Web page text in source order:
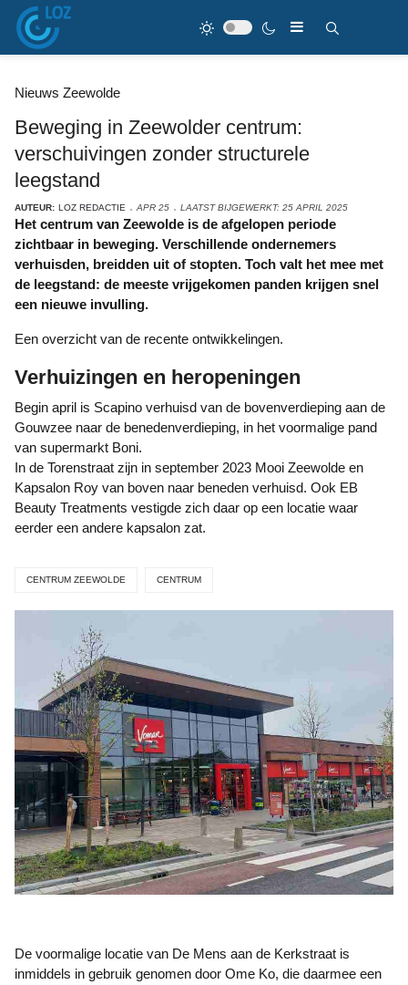
Nieuws Zeewolde
Beweging in Zeewolder centrum:
verschuivingen zonder structurele
leegstand
AUTEUR: LOZ REDACTIE APR 25 LAATST BIJGEWERKT: 25 APRIL 2025
Het centrum van Zeewolde is de afgelopen periode
zichtbaar in beweging. Verschillende ondernemers
verhuisden, breidden uit of stopten. Toch valt het mee met
de leegstand: de meeste vrijgekomen panden krijgen snel
een nieuwe invulling.
Een overzicht van de recente ontwikkelingen.
Verhuizingen en heropeningen
Begin april is Scapino verhuisd van de bovenverdieping aan de
Gouwzee naar de benedenverdieping, in het voormalige pand
van supermarkt Boni.
In de Torenstraat zijn in september 2023 Mooi Zeewolde en
Kapsalon Roy van boven naar beneden verhuisd. Ook EB
Beauty Treatments vestigde zich daar op een locatie waar
eerder een andere kapsalon zat.
CENTRUM ZEEWOLDE CENTRUM
De voormalige locatie van De Mens aan de Kerkstraat is
inmiddels in gebruik genomen door Ome Ko, die daarmee een